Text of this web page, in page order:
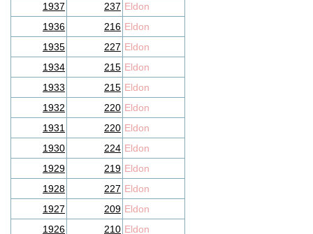
1937
237 Eldon
1936
216 Eldon
1935
227 Eldon
1934
215 Eldon
1933
215 Eldon
1932
220 Eldon
1931
220 Eldon
1930
224 Eldon
1929
219 Eldon
1928
227 Eldon
1927
209 Eldon
1926
210 Eldon